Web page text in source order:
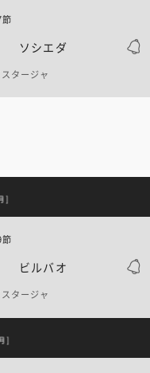
ソシエダ
タージャ
]
ビルバオ
タージャ
]